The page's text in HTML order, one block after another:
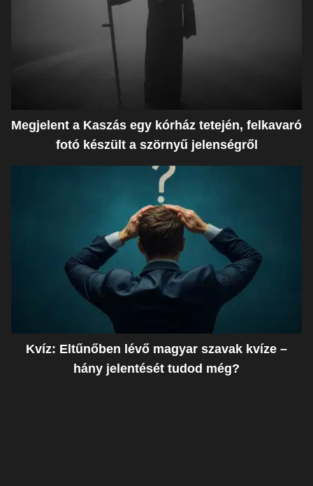
Megjelent a Kaszás egy kórház tetején, felkavaró
fotó készült a szörnyű jelenségről
Kvíz: Eltűnőben lévő magyar szavak kvíze –
hány jelentését tudod még?